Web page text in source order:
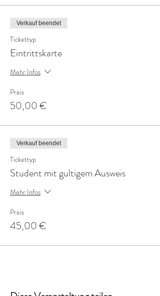
Verkauf beendet
Tickettyp
Eintrittskarte
Mehr Infos
Preis
50,00 €
Verkauf beendet
Tickettyp
Student mit gultigem Ausweis
Mehr Infos
Preis
45,00 €